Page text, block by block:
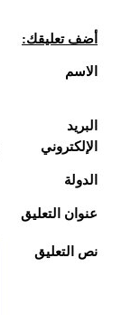
أضف تعليقك:
الاسم
البريد
الإلكتروني
الدولة
عنوان التعليق
نص التعليق